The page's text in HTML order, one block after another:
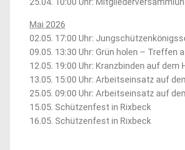
Mai 2026
02.05. 17:00 Uhr:
09.05. 13:30 Uhr: Grün holen – Treffen
12.05. 19:00 Uhr: Kranzbinden auf
13.05. 15:00 Uhr: Arbeitseinsatz auf
25.05. 09:00 Uhr: Arbeitseinsatz auf
15.05. Schützenfest in Rixbeck
16.05. Schützenfest in Rixbeck